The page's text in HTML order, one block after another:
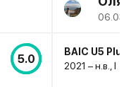
5.0
BAIC U5 Plus
2021 – н.в., I